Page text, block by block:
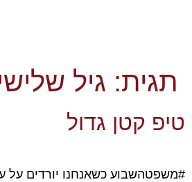
תגית: גיל
טיפ קטן גדול
#משפטהשבוע כשאנחנו יורדים על